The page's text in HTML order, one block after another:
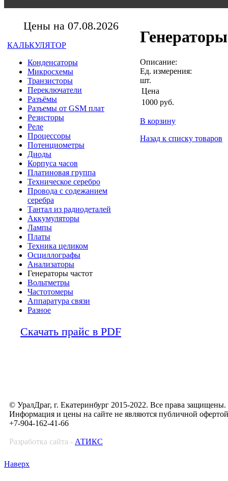
Цены на 07.08.2026
КАЛЬКУЛЯТОР
Конденсаторы
Микросхемы
Транзисторы
Переключатели
Разъёмы
Разъемы от GSM плат
Резисторы
Реле
Процессоры
Потенциометры
Диоды
Корпуса часов
Платиновая группа
Техническое серебро
Провода с содежанием
серебра
Тантал из радиодеталей
Аккумуляторы
Лампы
Платы
Техника целиком
Осциллографы
Анализаторы
Генераторы частот
Вольтметры
Частотомеры
Аппаратура связи
Разное
Скачать прайс в PDF
Описание:
Ед. измерения:
шт.
Цена
1000 руб.
В корзину
Назад к списку товаров
© УралДраг, г. Екатеринбург 2015-2022. Все права защищены.
Информация и цены на сайте не являются публичной офертой
+7-904-162-41-66
Разработка сайта - АТИКС
Наверх